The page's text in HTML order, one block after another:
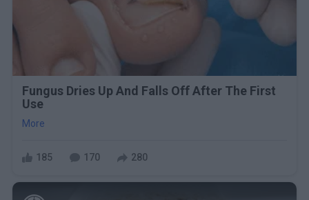
Fungus Dries Up And Falls Off After The First
Use
More
185 170 280